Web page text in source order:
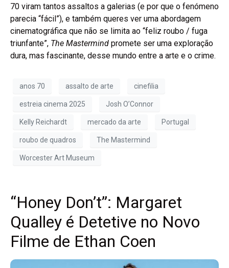
70 viram tantos assaltos a galerias (e por que o fenómeno
parecia “fácil”), e também queres ver uma abordagem
cinematográfica que não se limita ao “feliz roubo / fuga
triunfante”, The Mastermind promete ser uma exploração
dura, mas fascinante, desse mundo entre a arte e o crime.
anos 70 assalto de arte cinefilia
estreia cinema 2025 Josh O’Connor
Kelly Reichardt mercado da arte Portugal
roubo de quadros The Mastermind
Worcester Art Museum
“Honey Don’t”: Margaret
Qualley é Detetive no Novo
Filme de Ethan Coen